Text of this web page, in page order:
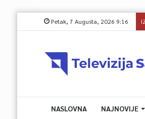
Petak, 7 Augusta, 2026 9:16
NASLOVNA NAJNOVIJE